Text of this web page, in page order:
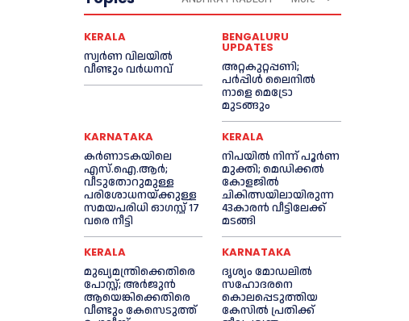
KERALA
സ്വർണ വിലയില്‍
വീണ്ടും വർധനവ്
BENGALURU
UPDATES
അറ്റകുറ്റപ്പണി;
പർപ്പിൾ ലൈനില്‍
നാളെ മെട്രോ
മുടങ്ങും
KARNATAKA
കർണാടകയിലെ
എസ്.ഐ.ആർ;
വീടുതോറുമുള്ള
പരിശോധനയ്ക്കുള്ള
സമയപരിധി ഓഗസ്റ്റ് 17
വരെ നീട്ടി
KERALA
നിപയില്‍ നിന്ന് പൂര്‍ണ
മുക്തി; മെഡിക്കല്‍
കോളജില്‍
ചികിത്സയിലായിരുന്ന
43കാരന്‍ വീട്ടിലേക്ക്
മടങ്ങി
KERALA
മുഖ്യമന്ത്രിക്കെതിരെ
പോസ്റ്റ്; അര്‍ജുൻ
ആയെങ്കിക്കെതിരെ
വീണ്ടും കേസെടുത്ത്
KARNATAKA
ദൃശ്യം മോഡലിൽ
സഹോദരനെ
കൊലപ്പെടുത്തിയ
കേസിൽ പ്രതിക്ക്